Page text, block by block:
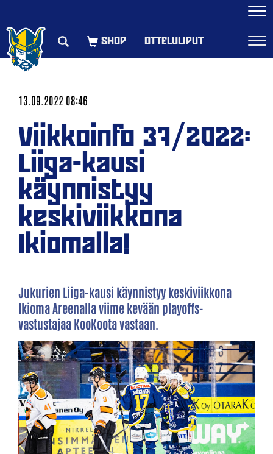
OTTELULIPUT
13.09.2022 08:46
Viikkoinfo 37/2022:
Liiga-kausi
käynnistyy
keskiviikkona
Ikiomalla!
Jukurien Liiga-kausi käynnistyy keskiviikkona
Ikioma Areenalla viime kevään playoffs-
vastustajaa KooKoota vastaan.